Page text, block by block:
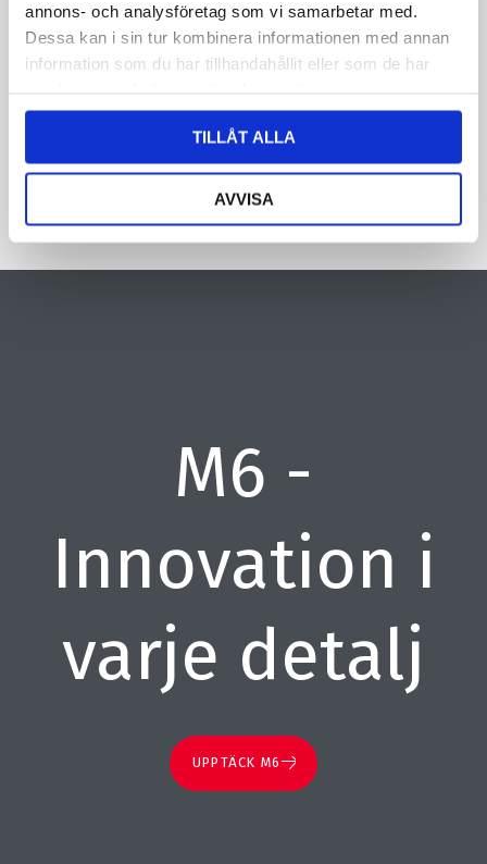
annons- och analysföretag som vi samarbetar med.
Dessa kan i sin tur kombinera informationen med annan
information som du har tillhandahållit eller som de har
TILLÅT ALLA
AVVISA
information om dig. Läs mer om hur vi behandlar dina
personuppgifter i vår integritetspolicy.
M6 -
Innovation i
varje detalj
UPPTÄCK M6